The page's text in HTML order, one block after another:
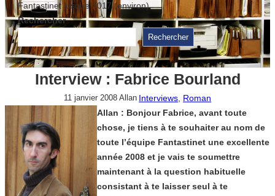
Fantastinet jusque 2017 (environ)
Rechercher
Rechercher
Interview : Fabrice Bourland
11 janvier 2008 Allan Interviews Roman
Allan : Bonjour Fabrice, avant toute
chose, je tiens à te souhaiter au nom de
toute l’équipe Fantastinet une excellente
année 2008 et je vais te soumettre
maintenant à la question habituelle
consistant à te laisser seul à te